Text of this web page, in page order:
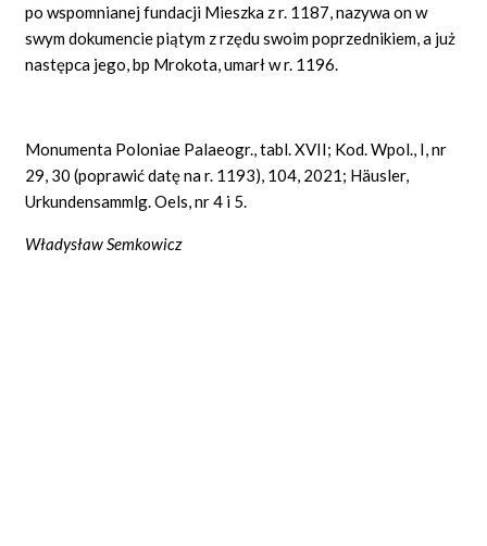
po wspomnianej fundacji Mieszka z r. 1187, nazywa on w
swym dokumencie piątym z rzędu swoim poprzednikiem, a już
następca jego, bp Mrokota, umarł w r. 1196.
Monumenta Poloniae Palaeogr., tabl. XVII; Kod. Wpol., I, nr
29, 30 (poprawić datę na r. 1193), 104, 2021; Häusler,
Urkundensammlg. Oels, nr 4 i 5.
Władysław Semkowicz